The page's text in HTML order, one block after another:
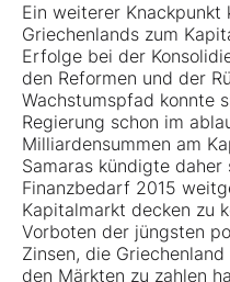
Ein weiterer Knackpunkt
Griechenlands zum
Erfolge bei der
den Reformen und der
Wachstumspfad konnte
Regierung schon im
Milliardensummen am
Samaras kündigte
Finanzbedarf 2015
Kapitalmarkt decken zu
Vorboten der jüngsten
Zinsen, die
den Märkten zu zahlen